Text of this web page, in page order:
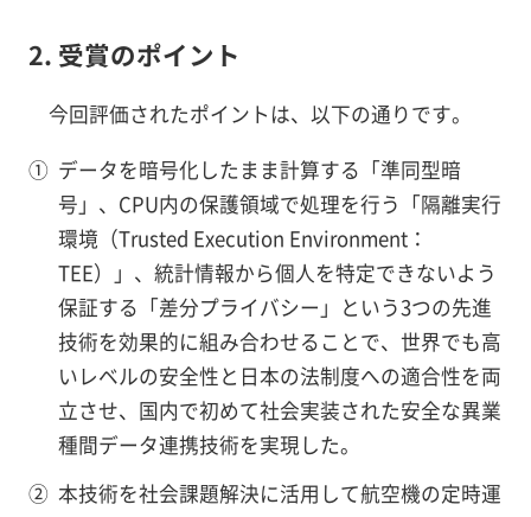
2. 受賞のポイント
今回評価されたポイントは、以下の通りです。
① データを暗号化したまま計算する「準同型暗
号」、CPU内の保護領域で処理を行う「隔離実行
環境（Trusted Execution Environment：
TEE）」、統計情報から個人を特定できないよう
保証する「差分プライバシー」という3つの先進
技術を効果的に組み合わせることで、世界でも高
いレベルの安全性と日本の法制度への適合性を両
立させ、国内で初めて社会実装された安全な異業
種間データ連携技術を実現した。
② 本技術を社会課題解決に活用して航空機の定時運